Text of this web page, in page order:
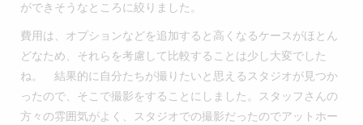
ができそうなところに絞りました。
費用は、オプションなどを追加すると高くなるケースがほとん
どなため、それらを考慮して比較することは少し大変でした
ね。 結果的に自分たちが撮りたいと思えるスタジオが見つか
ったので、そこで撮影をすることにしました。スタッフさんの
方々の雰囲気がよく、スタジオでの撮影だったのでアットホー